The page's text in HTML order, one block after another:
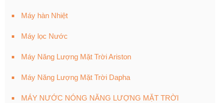
Máy hàn Nhiệt
Máy lọc Nước
Máy Năng Lượng Mặt Trời Ariston
Máy Năng Lượng Mặt Trời Dapha
MÁY NƯỚC NÓNG NĂNG LƯỢNG MẶT TRỜI